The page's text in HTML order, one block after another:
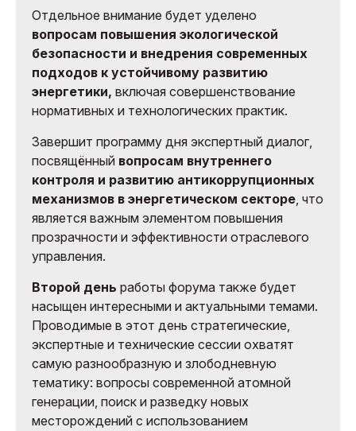
Отдельное внимание будет уделено
вопросам повышения экологической
безопасности и внедрения современных
подходов к устойчивому развитию
энергетики, включая совершенствование
нормативных и технологических практик.
Завершит программу дня экспертный диалог,
посвящённый вопросам внутреннего
контроля и развитию антикоррупционных
механизмов в энергетическом секторе, что
является важным элементом повышения
прозрачности и эффективности отраслевого
управления.
Второй день работы форума также будет
насыщен интересными и актуальными темами.
Проводимые в этот день стратегические,
экспертные и технические сессии охватят
самую разнообразную и злободневную
тематику: вопросы современной атомной
генерации, поиск и разведку новых
месторождений с использованием